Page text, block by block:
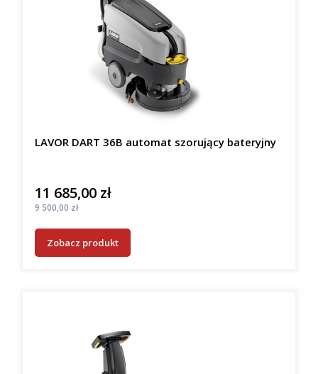
LAVOR DART 36B automat szorujący bateryjny
Cena
11 685,00 zł
Cena
9 500,00 zł
Zobacz produkt